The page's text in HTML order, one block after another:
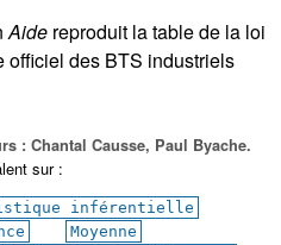
Aide reproduit la table de la loi
officiel des BTS industriels
: Chantal Causse, Paul Byache.
sur :
inférentielle
Moyenne